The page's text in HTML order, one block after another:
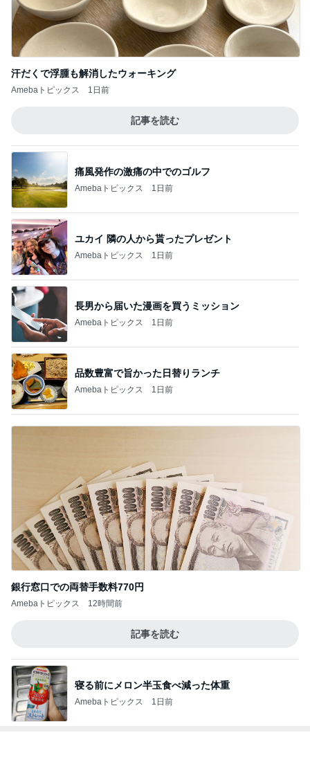
汗だくで浮腫も解消したウォーキング
Amebaトピックス 1日前
記事を読む
痛風発作の激痛の中でのゴルフ
Amebaトピックス 1日前
ユカイ 隣の人から貰ったプレゼント
Amebaトピックス 1日前
長男から届いた漫画を買うミッション
Amebaトピックス 1日前
品数豊富で旨かった日替りランチ
Amebaトピックス 1日前
銀行窓口での両替手数料770円
Amebaトピックス 12時間前
記事を読む
寝る前にメロン半玉食べ減った体重
Amebaトピックス 1日前